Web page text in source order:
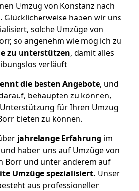
Umzug von Konstanz nach
Glücklicherweise haben wir uns
solche Umzüge von
so angenehm wie möglich zu
zu unterstützen, damit alles
verläuft
die besten Angebote, und
behaupten zu können,
für Ihren Umzug
bieten zu können.
jahrelange Erfahrung im
haben uns auf Umzüge von
Borr und unter anderem auf
Umzüge spezialisiert. Unser
aus professionellen